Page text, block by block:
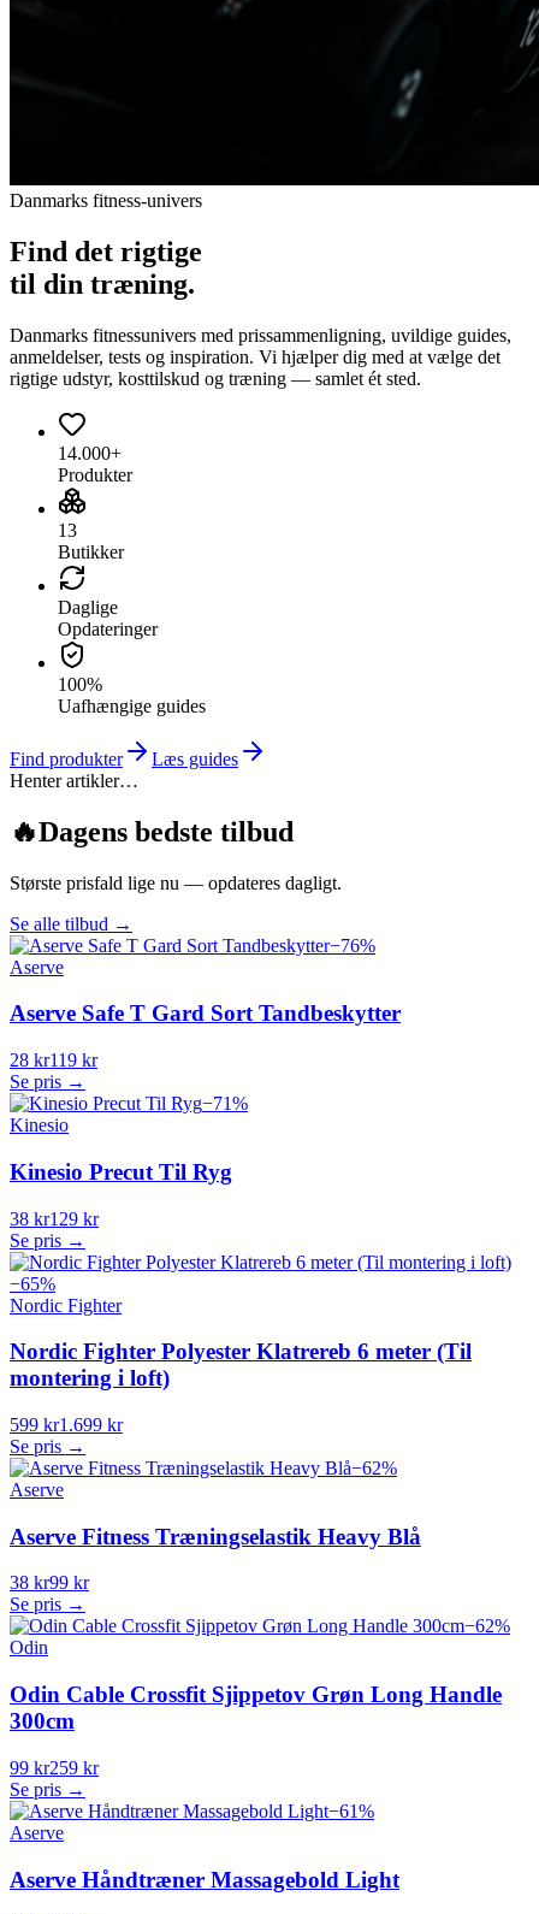
Danmarks fitness-univers
Find det rigtige
til din træning.
Danmarks fitnessunivers med prissammenligning, uvildige guides,
anmeldelser, tests og inspiration. Vi hjælper dig med at vælge det
rigtige udstyr, kosttilskud og træning — samlet ét sted.
14.000+
Produkter
13
Butikker
Daglige
Opdateringer
100%
Uafhængige guides
Find produkter
Læs guides
Henter artikler…
🔥Dagens bedste tilbud
Største prisfald lige nu — opdateres dagligt.
Se alle tilbud →
−76%
Aserve
Aserve Safe T Gard Sort Tandbeskytter
28 kr119 kr
Se pris →
−71%
Kinesio
Kinesio Precut Til Ryg
38 kr129 kr
Se pris →
−65%
Nordic Fighter
Nordic Fighter Polyester Klatrereb 6 meter (Til
montering i loft)
599 kr1.699 kr
Se pris →
−62%
Aserve
Aserve Fitness Træningselastik Heavy Blå
38 kr99 kr
Se pris →
−62%
Odin
Odin Cable Crossfit Sjippetov Grøn Long Handle
300cm
99 kr259 kr
Se pris →
−61%
Aserve
Aserve Håndtræner Massagebold Light